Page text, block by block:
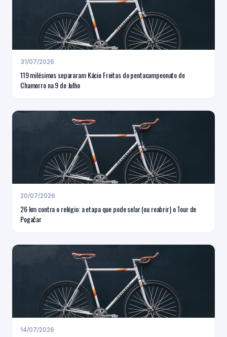
31/07/2026
119 milésimos separaram Kácio Freitas do pentacampeonato de
Chamorro na 9 de Julho
20/07/2026
26 km contra o relógio: a etapa que pode selar (ou reabrir) o Tour de
Pogačar
14/07/2026